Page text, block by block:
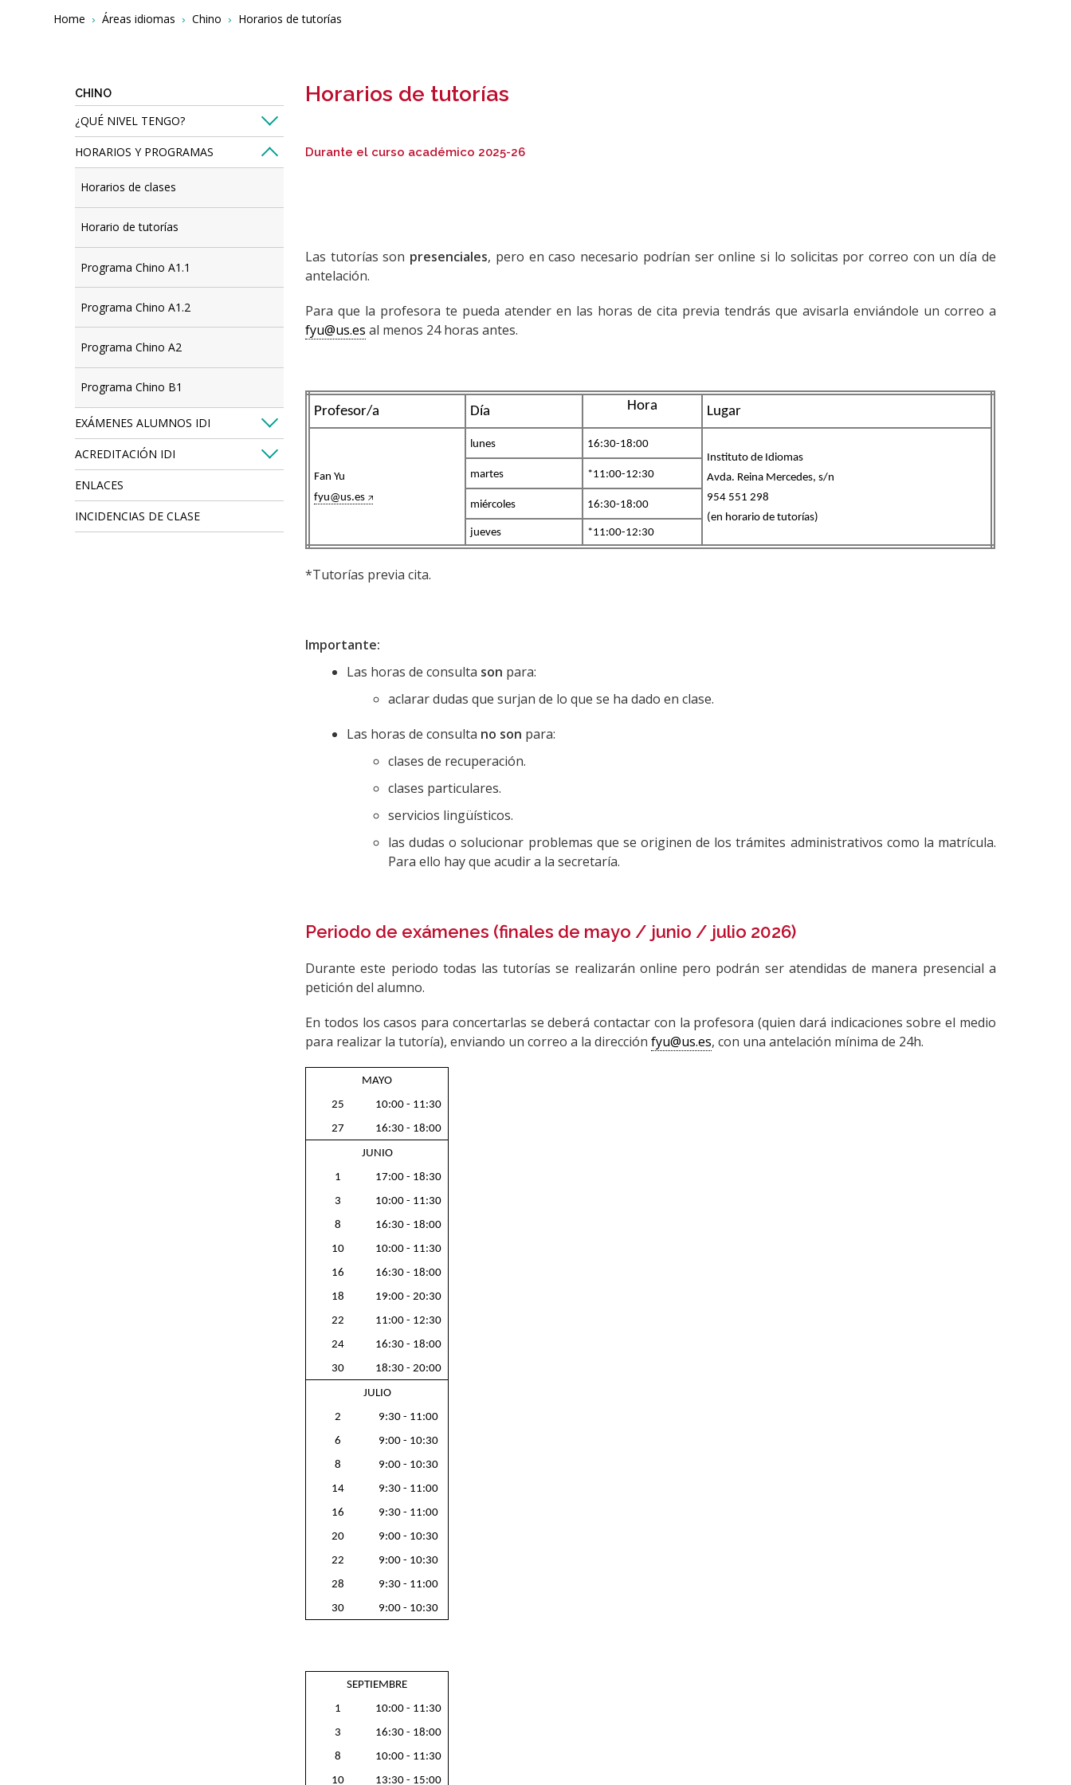
Breadcrumbs
You
Home Áreas idiomas Chino Horarios de tutorías
Horarios de tutorías
Durante el curso académico 2025-26
Las tutorías son presenciales, pero en caso necesario podrían ser online si lo solicitas por correo con un día de
antelación.
Para que la profesora te pueda atender en las horas de cita previa tendrás que avisarla enviándole un correo a
fyu@us.es al menos 24 horas antes.
Profesor/a Día Hora Lugar
Fan Yu
fyu@us.es
lunes
16:30-18:00
Instituto de Idiomas
Avda. Reina Mercedes, s/n
954 551 298
(en horario de tutorías)
martes *11:00-12:30
miércoles 16:30-18:00
jueves *11:00-12:30
*Tutorías previa cita.
Importante:
Las horas de consulta son para:
aclarar dudas que surjan de lo que se ha dado en clase.
Las horas de consulta no son para:
clases de recuperación.
clases particulares.
servicios lingüísticos.
las dudas o solucionar problemas que se originen de los trámites administrativos como la matrícula.
Para ello hay que acudir a la secretaría.
Periodo de exámenes (finales de mayo / junio / julio 2026)
Durante este periodo todas las tutorías se realizarán online pero podrán ser atendidas de manera presencial a
petición del alumno.
En todos los casos para concertarlas se deberá contactar con la profesora (quien dará indicaciones sobre el medio
para realizar la tutoría), enviando un correo a la direcciónfyu@us.es, con una antelación mínima de 24h.
MAYO
25
10:00 - 11:30
27
16:30 - 18:00
JUNIO
1
17:00 - 18:30
3
10:00 - 11:30
8
16:30 - 18:00
10
10:00 - 11:30
16
16:30 - 18:00
18
19:00 - 20:30
22
11:00 - 12:30
24
16:30 - 18:00
30
18:30 - 20:00
JULIO
2
9:30 - 11:00
6
9:00 - 10:30
8
9:00 - 10:30
14
9:30 - 11:00
16
9:30 - 11:00
20
9:00 - 10:30
22
9:00 - 10:30
28
9:30 - 11:00
30
9:00 - 10:30
SEPTIEMBRE
1
10:00 - 11:30
3
16:30 - 18:00
8
10:00 - 11:30
10
13:30 - 15:00
CHINO
¿QUÉ NIVEL TENGO?
HORARIOS Y PROGRAMAS
Horarios de clases
Horario de tutorías
Programa Chino A1.1
Programa Chino A1.2
Programa Chino A2
Programa Chino B1
EXÁMENES ALUMNOS IDI
ACREDITACIÓN IDI
ENLACES
INCIDENCIAS DE CLASE